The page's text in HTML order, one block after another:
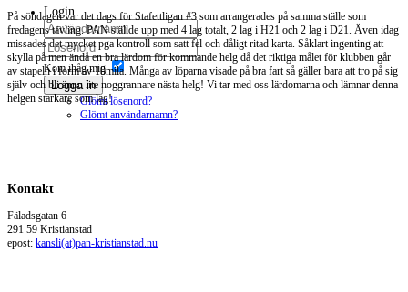
Login
Kom ihåg mig
Logga in
Glömt lösenord?
Glömt användarnamn?
På söndagen var det dags för Stafettligan #3 som arrangerades på samma ställe som
fredagens tävling. PAN ställde upp med 4 lag totalt, 2 lag i H21 och 2 lag i D21. Även idag
missades det mycket pga kontroll som satt fel och dåligt ritad karta. Såklart ingenting att
skylla på men ändå en bra lärdom för kommande helg då det riktiga målet för klubben går
av stapeln i form av 10mila. Många av löparna visade på bra fart så gäller bara att tro på sig
själv och bli ännu lite noggrannare nästa helg! Vi tar med oss lärdomarna och lämnar denna
helgen starkare som lag!
Kontakt
Fäladsgatan 6
291 59 Kristianstad
epost: kansli(at)pan-kristianstad.nu